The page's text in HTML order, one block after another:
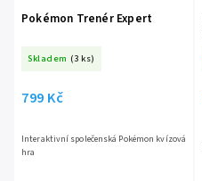
Pokémon Trenér Expert
Skladem (3 ks)
799 Kč
Interaktivní společenská Pokémon kvízová
hra